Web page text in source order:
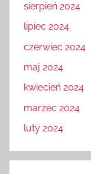
sierpień 2024
lipiec 2024
czerwiec 2024
maj 2024
kwiecień 2024
marzec 2024
luty 2024